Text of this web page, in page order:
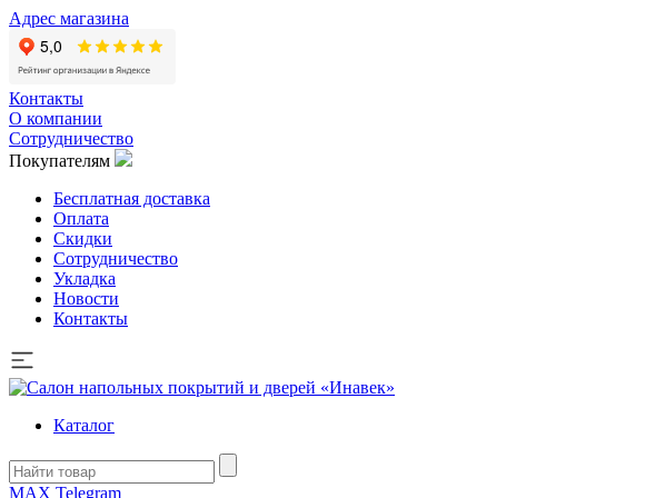
Адрес магазина
Контакты
О компании
Сотрудничество
Покупателям
Бесплатная доставка
Оплата
Скидки
Сотрудничество
Укладка
Новости
Контакты
Каталог
MAX Telegram